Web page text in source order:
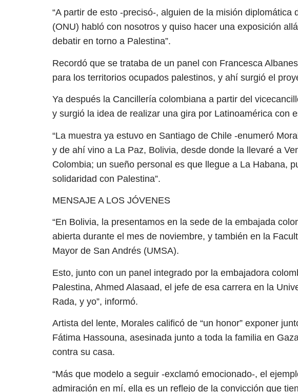
“A partir de esto -precisó-, alguien de la misión diplomática
(ONU) habló con nosotros y quiso hacer una exposición
debatir en torno a Palestina”.
Recordó que se trataba de un panel con Francesca
para los territorios ocupados palestinos, y ahí surgió el
Ya después la Cancillería colombiana a partir del
y surgió la idea de realizar una gira por Latinoamérica con
“La muestra ya estuvo en Santiago de Chile -enumeró
y de ahí vino a La Paz, Bolivia, desde donde la llevaré a
Colombia; un sueño personal es que llegue a La Habana,
solidaridad con Palestina”.
MENSAJE A LOS JÓVENES
“En Bolivia, la presentamos en la sede de la embajada
abierta durante el mes de noviembre, y también en la
Mayor de San Andrés (UMSA).
Esto, junto con un panel integrado por la embajadora
Palestina, Ahmed Alasaad, el jefe de esa carrera en la
Rada, y yo”, informó.
Artista del lente, Morales calificó de “un honor” exponer
Fátima Hassouna, asesinada junto a toda la familia en
contra su casa.
“Más que modelo a seguir -exclamó emocionado-, el
admiración en mí, ella es un reflejo de la convicción que